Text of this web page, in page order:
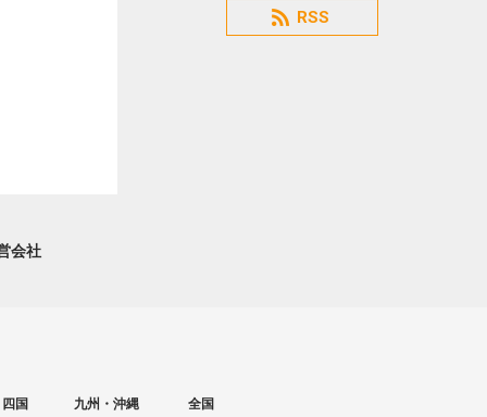
RSS
会社
国 九州・沖縄 全国